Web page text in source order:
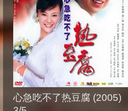
心急吃不了热豆腐 (2005)